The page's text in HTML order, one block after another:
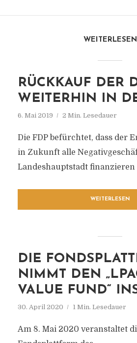
WEITERLESEN
RÜCKKAUF DER
WEITERHIN IN
6. Mai 2019 2 Min. Lesedauer
Die FDP befürchtet, dass der
in Zukunft alle
Landeshauptstadt finanzieren
WEITERLESEN
DIE
NIMMT DEN
VALUE FUND“
30. April 2020 1 Min. Lesedauer
Am 8. Mai 2020 veranstaltet